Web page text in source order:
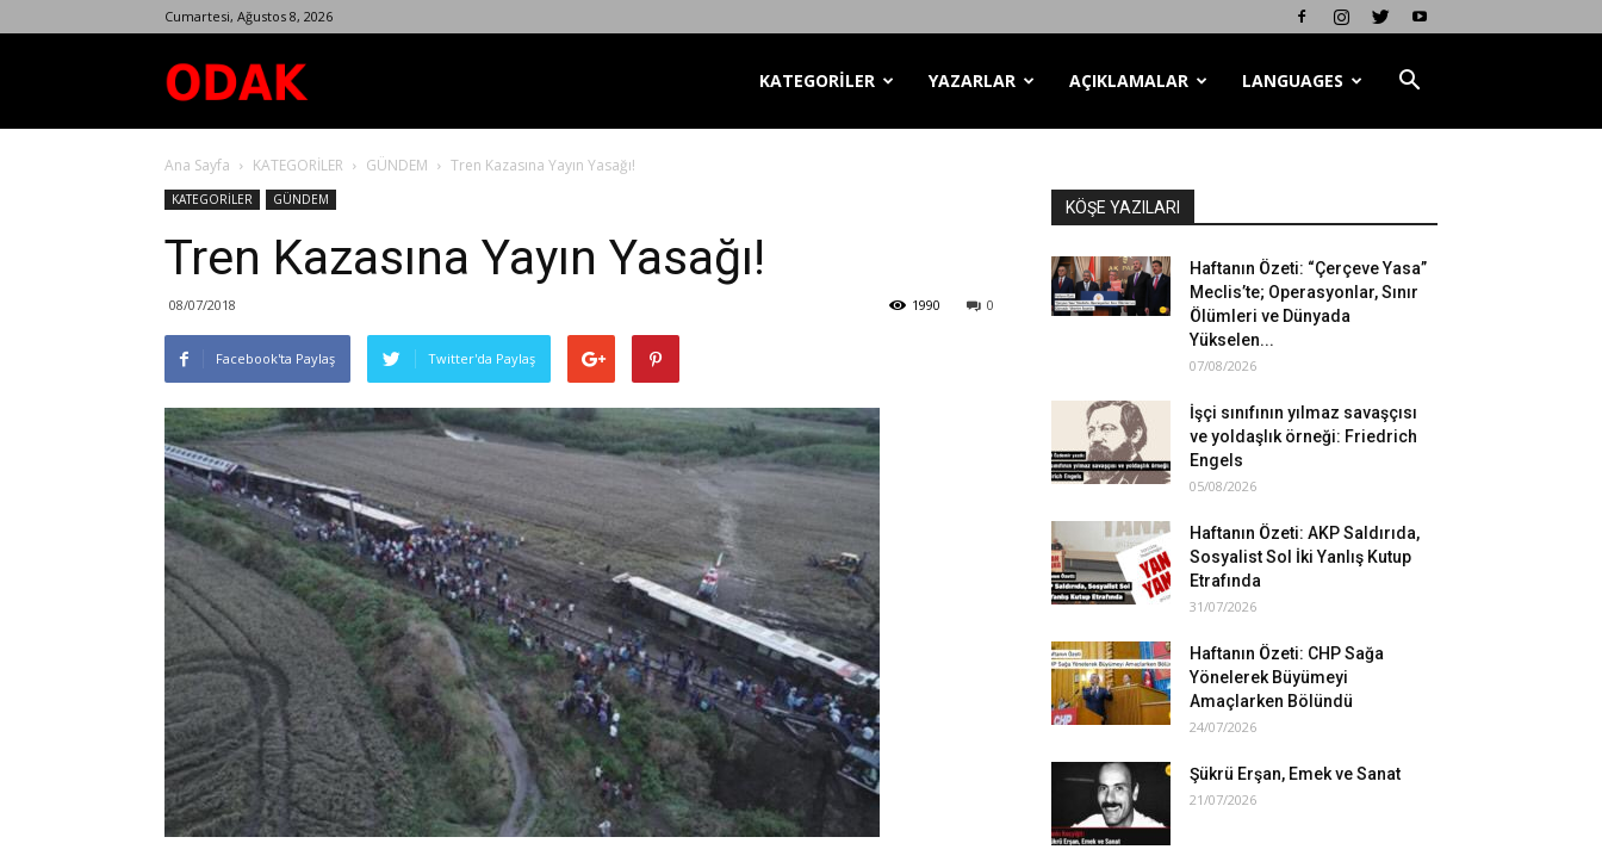
Cumartesi, Ağustos 8, 2026
Dergisi
KATEGORİLER YAZARLAR AÇIKLAMALAR LANGUAGES
Ana Sayfa KATEGORİLER GÜNDEM Tren Kazasına Yayın Yasağı!
KATEGORİLER GÜNDEM
Tren Kazasına Yayın Yasağı!
08/07/2018 0
1990
Facebook'ta Paylaş Twitter'da Paylaş
KÖŞE YAZILARI
Haftanın Özeti: “Çerçeve Yasa”
Meclis’te; Operasyonlar, Sınır
Ölümleri ve Dünyada
Yükselen...
07/08/2026
İşçi sınıfının yılmaz savaşçısı
ve yoldaşlık örneği: Friedrich
Engels
05/08/2026
Haftanın Özeti: AKP Saldırıda,
Sosyalist Sol İki Yanlış Kutup
Etrafında
31/07/2026
Haftanın Özeti: CHP Sağa
Yönelerek Büyümeyi
Amaçlarken Bölündü
24/07/2026
Şükrü Erşan, Emek ve Sanat
21/07/2026